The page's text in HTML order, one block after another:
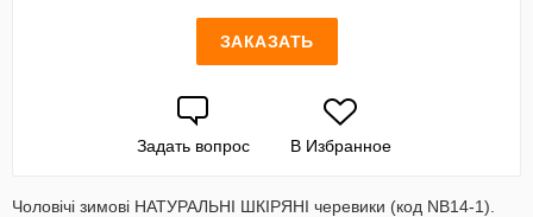
ЗАКАЗАТЬ
Задать вопрос В Избранное
Чоловічі зимові НАТУРАЛЬНІ ШКІРЯНІ черевики (код NВ14-1).